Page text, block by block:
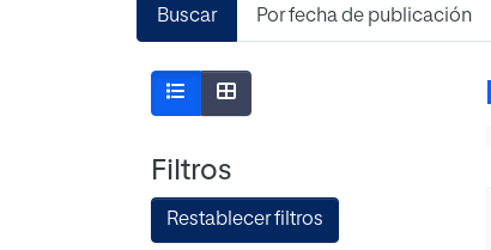
Buscar Por fecha de publicación
Filtros
Restablecer filtros